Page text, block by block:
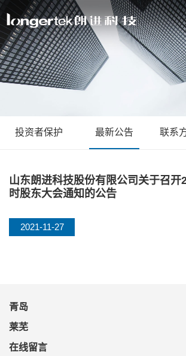
投资者保护 最新公告 联系
山东朗进科技股份有限公司关于召开
时股东大会通知的公告
2021-11-27
青岛
莱芜
在线留言